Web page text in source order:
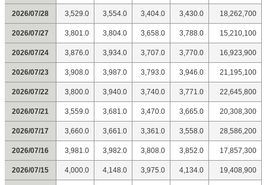
2026/07/28 3,529.0 3,554.0 3,404.0 3,430.0 18,262,700
2026/07/27 3,801.0 3,804.0 3,658.0 3,788.0 15,210,100
2026/07/24 3,876.0 3,934.0 3,707.0 3,770.0 16,923,900
2026/07/23 3,908.0 3,987.0 3,793.0 3,946.0 21,195,100
2026/07/22 3,800.0 3,940.0 3,740.0 3,771.0 22,645,800
2026/07/21 3,559.0 3,681.0 3,470.0 3,665.0 20,308,300
2026/07/17 3,660.0 3,661.0 3,361.0 3,558.0 28,586,200
2026/07/16 3,981.0 3,982.0 3,808.0 3,852.0 17,857,300
2026/07/15 4,000.0 4,148.0 3,975.0 4,134.0 19,408,900